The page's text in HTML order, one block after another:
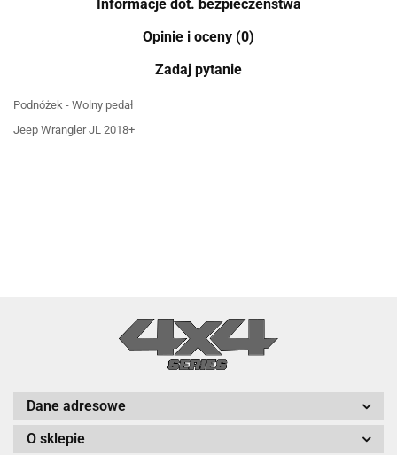
Informacje dot. bezpieczeństwa
Opinie i oceny (0)
Zadaj pytanie
Podnóżek - Wolny pedał
Jeep Wrangler JL 2018+
Dane adresowe
O sklepie